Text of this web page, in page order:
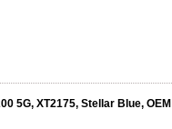
5G, XT2175, Stellar Blue, OEM